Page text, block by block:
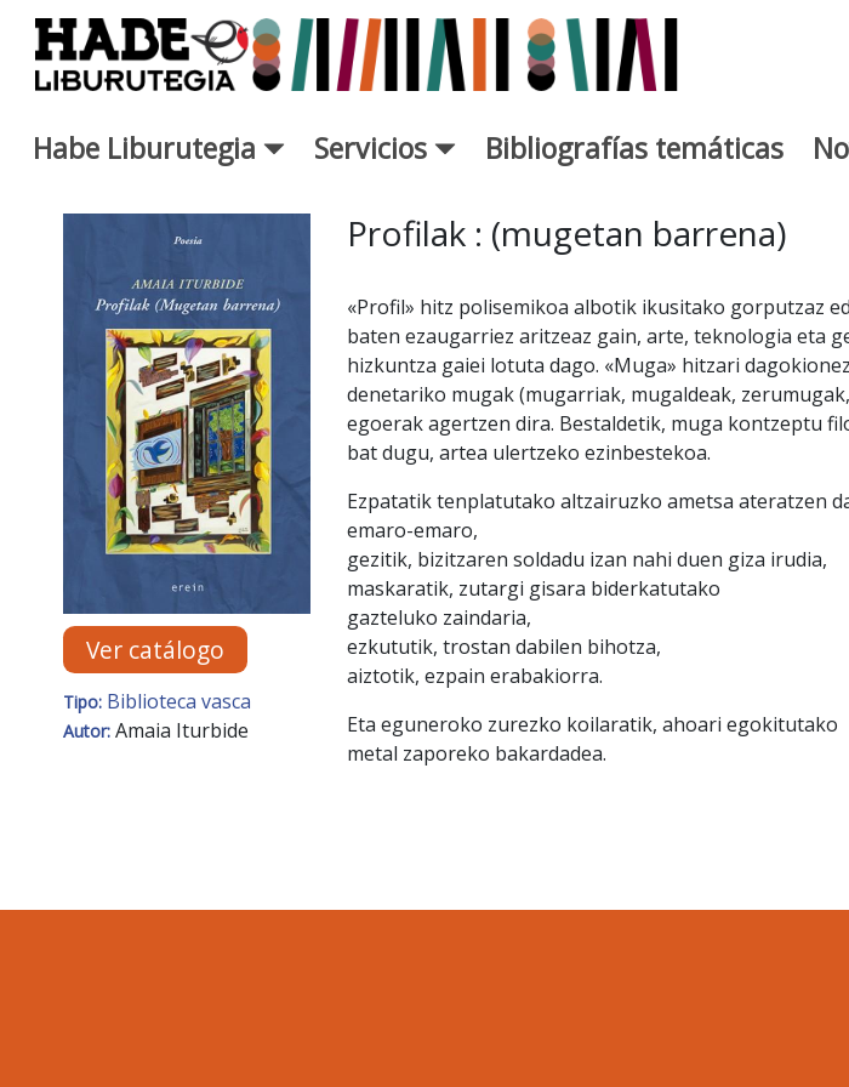
Saltar al contenido principal
Habe Liburutegia Servicios Bibliografías temáticas
Ficha de Novedades - Liburutegia
Ver catálogo
Tipo: Biblioteca vasca
Autor: Amaia Iturbide
Profilak : (mugetan barrena)
«Profil» hitz polisemikoa albotik ikusitako gorputzaz
baten ezaugarriez aritzeaz gain, arte, teknologia eta
hizkuntza gaiei lotuta dago. «Muga» hitzari
denetariko mugak (mugarriak, mugaldeak,
egoerak agertzen dira. Bestaldetik, muga kontzeptu
bat dugu, artea ulertzeko ezinbestekoa.
Ezpatatik tenplatutako altzairuzko ametsa ateratzen
emaro-emaro,
gezitik, bizitzaren soldadu izan nahi duen giza irudia,
maskaratik, zutargi gisara biderkatutako
gazteluko zaindaria,
ezkututik, trostan dabilen bihotza,
aiztotik, ezpain erabakiorra.
Eta eguneroko zurezko koilaratik, ahoari egokitutako
metal zaporeko bakardadea.